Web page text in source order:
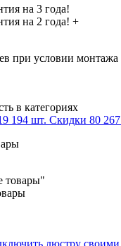
на 3 года!
на 2 года! +
при условии
в категориях
194 шт. Скидки 80
товары"
люстру